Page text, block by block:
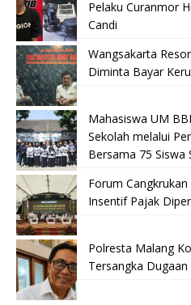
Pelaku Curanmor
Candi
Wangsakarta
Diminta Bayar
Mahasiswa UM
Sekolah melalui
Bersama 75 Siswa
Forum
Insentif Pajak
Polresta Malang
Tersangka